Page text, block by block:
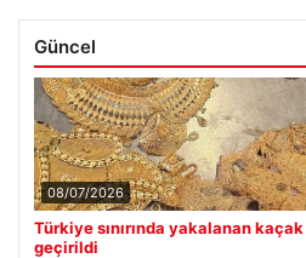
Güncel
08/07/2026
Türkiye sınırında yakalanan
geçirildi